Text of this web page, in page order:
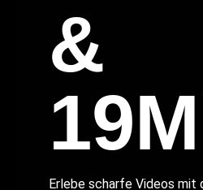
&
Erlebe scharfe Videos mit